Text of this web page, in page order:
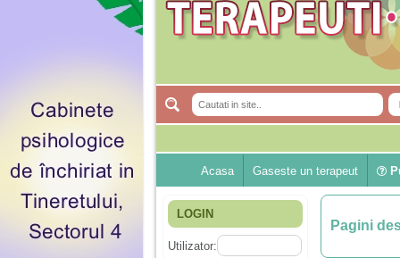
Acasa Gaseste un terapeut
LOGIN
Utilizator:
Pagini